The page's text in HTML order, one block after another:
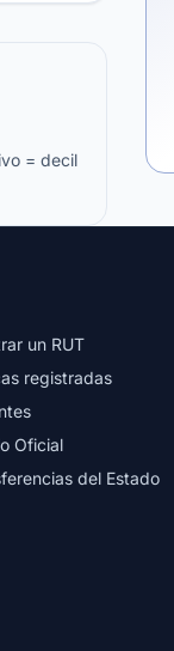
= decil
un RUT
registradas
Oficial
del Estado